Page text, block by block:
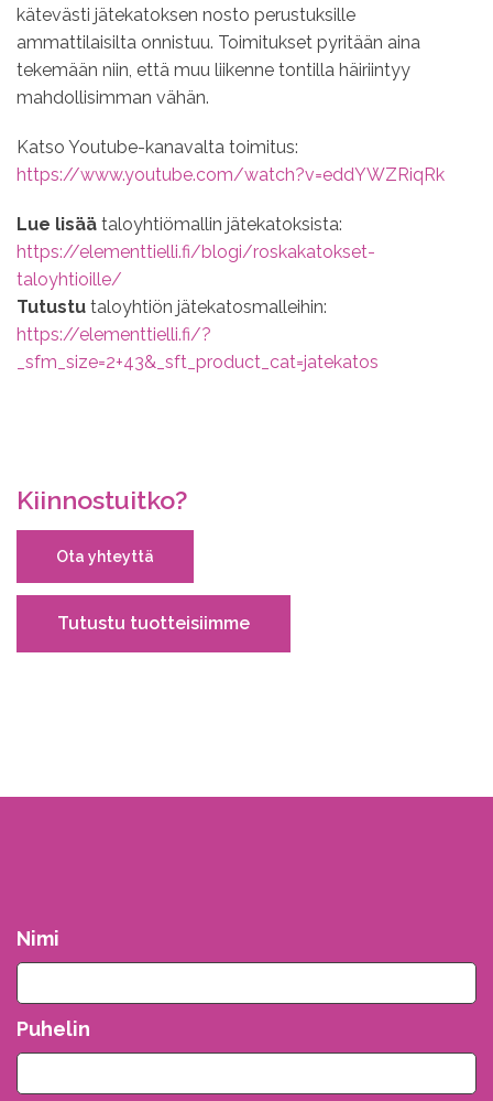
kätevästi jätekatoksen nosto perustuksille
ammattilaisilta onnistuu. Toimitukset pyritään aina
tekemään niin, että muu liikenne tontilla häiriintyy
mahdollisimman vähän.
Katso Youtube-kanavalta toimitus:
https://www.youtube.com/watch?v=eddYWZRiqRk
Lue lisää taloyhtiömallin jätekatoksista:
https://elementtielli.fi/blogi/roskakatokset-
taloyhtioille/
Tutustu taloyhtiön jätekatosmalleihin:
https://elementtielli.fi/?
_sfm_size=2+43&_sft_product_cat=jatekatos
Kiinnostuitko?
Ota yhteyttä
Tutustu tuotteisiimme
Nimi
Puhelin